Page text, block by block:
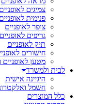
צמיגים לאופניים
פנימית לאופניים
צופר לאופניים
גריפים לאופניים
תיק לאופניים
חישורים
מטען
לבית ולמשרד
היגיינה אישית
חשמל
כלל המוצרים